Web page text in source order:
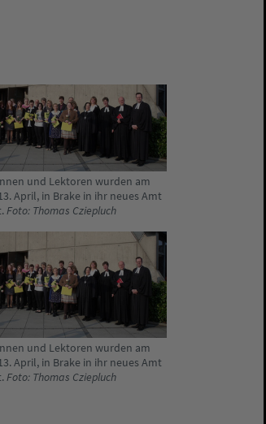
und Lektoren wurden am
April, in Brake in ihr neues Amt
Foto: Thomas Cziepluch
und Lektoren wurden am
April, in Brake in ihr neues Amt
Foto: Thomas Cziepluch